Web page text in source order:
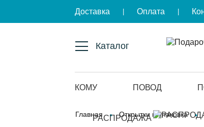
Доставка Оплата
КОМУ ПОВОД
РАСПРОДАЖА
Каталог
Главная Открытки и упаковка